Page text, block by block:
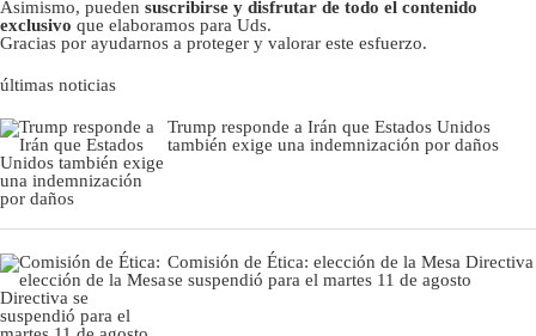
Asimismo, pueden suscribirse y disfrutar de todo el contenido
exclusivo que elaboramos para Uds.
Gracias por ayudarnos a proteger y valorar este esfuerzo.
últimas noticias
Trump responde a Irán que Estados Unidos
también exige una indemnización por daños
Comisión de Ética: elección de la Mesa Directiva
se suspendió para el martes 11 de agosto